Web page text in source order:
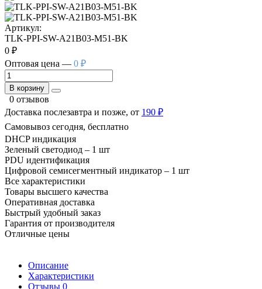
Артикул:
TLK-PPI-SW-A21B03-M51-BK
0 ₽
Оптовая цена — 0 ₽
В корзину
0 отзывов
Доставка послезавтра и позже, от 190 ₽
Самовывоз сегодня, бесплатно
DHCP индикация
Зеленый светодиод – 1 шт
PDU идентификация
Цифровой семисегментный индикатор – 1 шт
Все характеристики
Товары высшего качества
Оперативная доставка
Быстрый удобный заказ
Гарантия от производителя
Отличные цены
Описание
Характеристики
Отзывы 0